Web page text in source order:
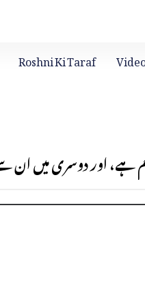
Roshni Ki Taraf
اور دوسری میں ان سے